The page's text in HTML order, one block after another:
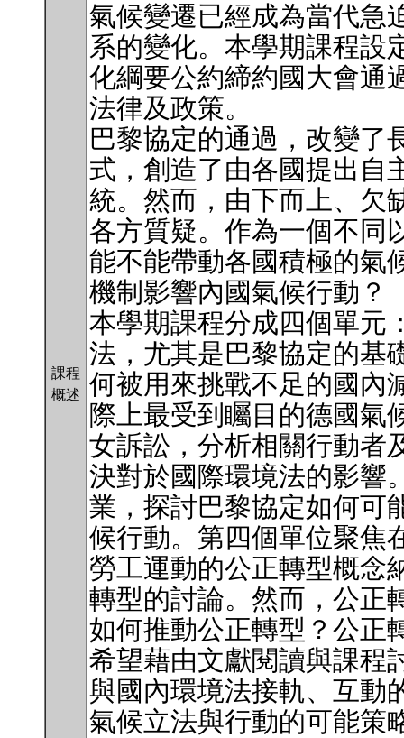
課程
概述
氣候變遷已經成為當代急
系的變化。本學期課程設
化綱要公約締約國大會通
法律及政策。
巴黎協定的通過，改變了
式，創造了由各國提出自
統。然而，由下而上、欠
各方質疑。作為一個不同
能不能帶動各國積極的氣
機制影響內國氣候行動？
本學期課程分成四個單元
法，尤其是巴黎協定的基
何被用來挑戰不足的國內
際上最受到矚目的德國氣
女訴訟，分析相關行動者
決對於國際環境法的影響
業，探討巴黎協定如何可
候行動。第四個單位聚焦
勞工運動的公正轉型概念
轉型的討論。然而，公正
如何推動公正轉型？公正
希望藉由文獻閱讀與課程
與國內環境法接軌、互動
氣候立法與行動的可能策